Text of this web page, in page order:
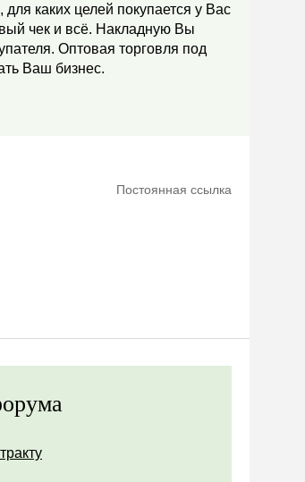
каких целей покупается у Вас
чек и всё. Накладную Вы
Оптовая торговля под
Ваш бизнес.
Постоянная ссылка